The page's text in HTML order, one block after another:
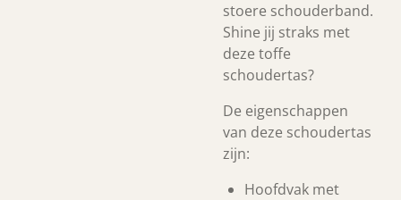
stoere schouderband.
Shine jij straks met
deze toffe
schoudertas?
De eigenschappen
van deze schoudertas
zijn:
Hoofdvak met